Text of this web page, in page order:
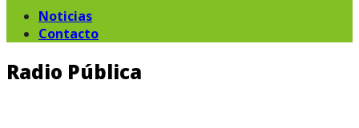
Noticias
Contacto
Radio Pública